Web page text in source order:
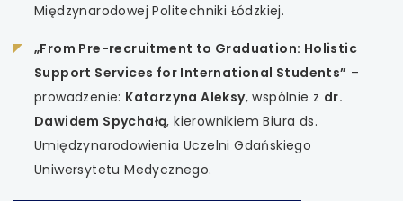
Międzynarodowej Politechniki Łódzkiej.
„From Pre-recruitment to Graduation: Holistic
Support Services for International Students” –
prowadzenie: Katarzyna Aleksy, wspólnie z dr.
Dawidem Spychałą, kierownikiem Biura ds.
Umiędzynarodowienia Uczelni Gdańskiego
Uniwersytetu Medycznego.